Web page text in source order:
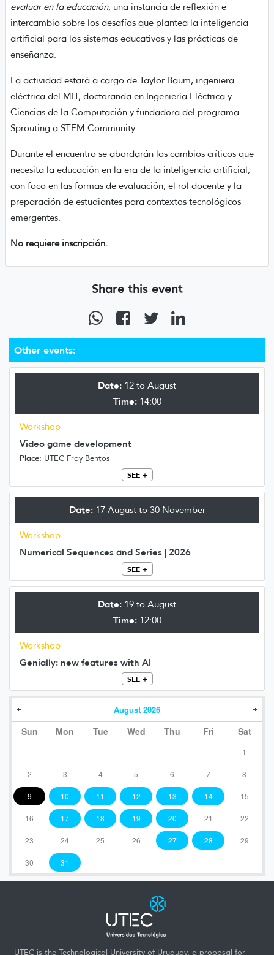
Other events:
Date: 12 to August
Time:14:00
Workshop
Video game development
Place: UTEC Fray Bentos
SEE +
Date:17 August to 30 November
Workshop
Numerical Sequences and Series | 2026
SEE +
Date: 19 to August
Time:12:00
Workshop
Genially: new features with AI
SEE +
August 2026
Sun Mon Tue Wed Thu Fri Sat
1
2 3 4 5 6 7 8
9 10 11 12 13 14 15
16 17 18 19 20 21 22
23 24 25 26 27 28 29
30 31
evaluar en la educación, una instancia de reflexión e
intercambio sobre los desafíos que plantea la inteligencia
artificial para los sistemas educativos y las prácticas de
enseñanza.
La actividad estará a cargo de Taylor Baum, ingeniera
eléctrica del MIT, doctoranda en Ingeniería Eléctrica y
Ciencias de la Computación y fundadora del programa
Sprouting a STEM Community.
Durante el encuentro se abordarán los cambios críticos que
necesita la educación en la era de la inteligencia artificial,
con foco en las formas de evaluación, el rol docente y la
preparación de estudiantes para contextos tecnológicos
emergentes.
No requiere inscripción.
Share this event
UTEC is the Technological University of Uruguay, a proposal for